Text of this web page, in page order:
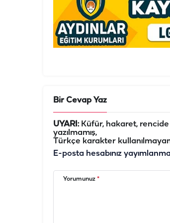
Bir Cevap Yaz
UYARI:Küfür, hakaret, rencide
yazılmamış,
Türkçe karakter
E-posta hesabınız
Yorumunuz *